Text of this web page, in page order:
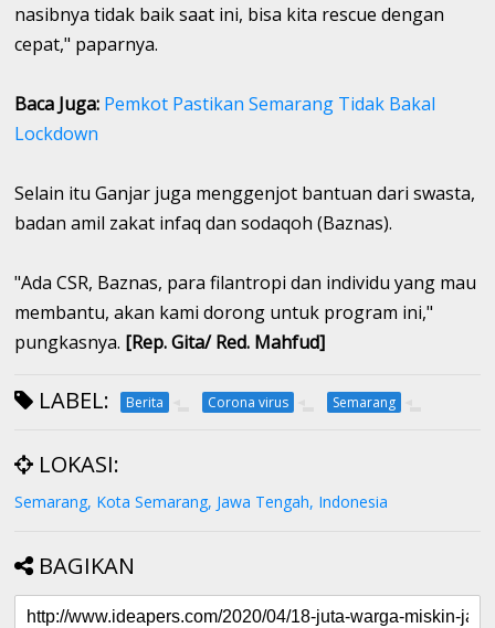
nasibnya tidak baik saat ini, bisa kita rescue dengan
cepat," paparnya.
Baca Juga: Pemkot Pastikan Semarang Tidak Bakal
Lockdown
Selain itu Ganjar juga menggenjot bantuan dari swasta,
badan amil zakat infaq dan sodaqoh (Baznas).
"Ada CSR, Baznas, para filantropi dan individu yang mau
membantu, akan kami dorong untuk program ini,"
pungkasnya. [Rep. Gita/ Red. Mahfud]
LABEL: Berita Corona virus Semarang
LOKASI:
Semarang, Kota Semarang, Jawa Tengah, Indonesia
BAGIKAN